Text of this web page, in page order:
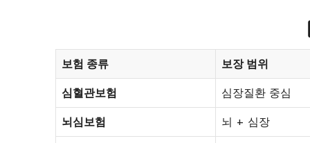
보험 종류 보장 범위
심혈관보험 심장질환 중심
뇌심보험 뇌 + 심장